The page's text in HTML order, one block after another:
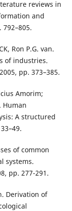
reviews in
and
Ron P.G. van.
of industries.
pp. 373–385.
Amorim;
Human
A structured
of common
systems.
pp. 277-291.
Derivation of